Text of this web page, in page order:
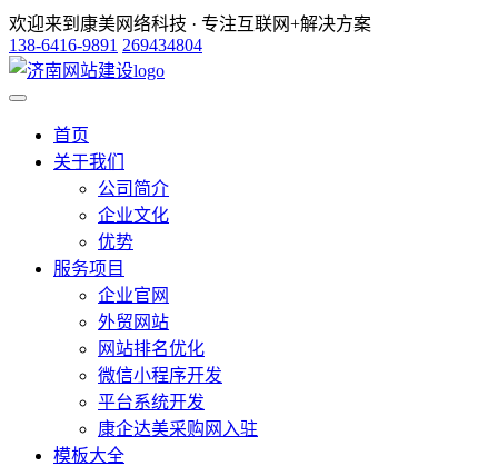
欢迎来到康美网络科技 · 专注互联网+解决方案
138-6416-9891 269434804
首页
关于我们
公司简介
企业文化
优势
服务项目
企业官网
外贸网站
网站排名优化
微信小程序开发
平台系统开发
康企达美采购网入驻
模板大全